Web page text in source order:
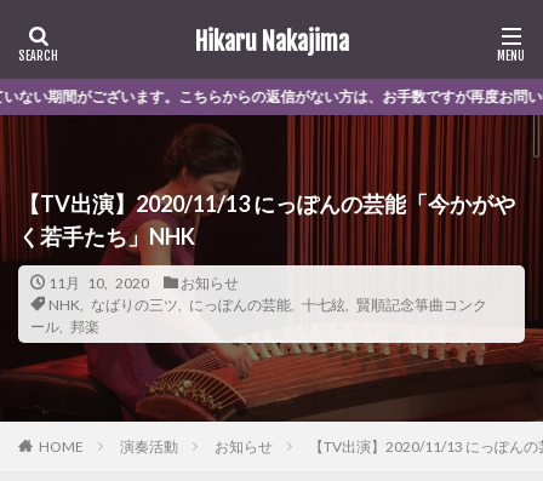
Hikaru Nakajima
らからの返信がない方は、お手数ですが再度お問い合わせください。 くコ:3
【TV出演】2020/11/13 にっぽんの芸能「今かがや
く若手たち」NHK
11月 10, 2020
お知らせ
NHK
なばりの三ツ にっぽんの芸能, 十七絃
賢順記念箏曲コンク
ール
邦楽
HOME 演奏活動 お知らせ 【TV出演】2020/11/13 にっぽん